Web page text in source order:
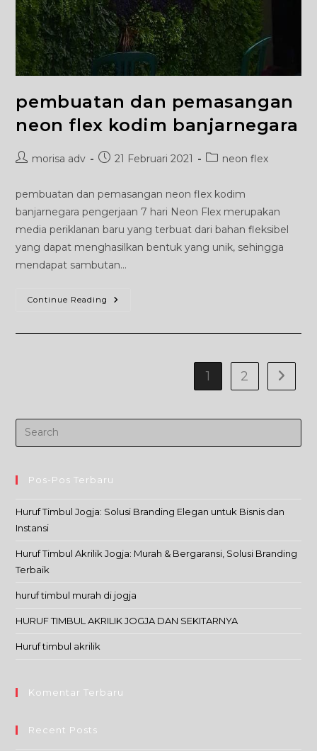
pembuatan dan pemasangan
neon flex kodim banjarnegara
Postmorisa adv
Post21 Februari 2021
Postneon flex
pembuatan dan pemasangan neon flex kodim
banjarnegara pengerjaan 7 hari Neon Flex merupakan
media periklanan baru yang terbuat dari bahan fleksibel
yang dapat menghasilkan bentuk yang unik, sehingga
mendapat sambutan…
Continue Reading Pembuatan
Neon
1 2 Go to
Pos-Pos Terbaru
Huruf Timbul Jogja: Solusi Branding Elegan untuk Bisnis dan
Instansi
Huruf Timbul Akrilik Jogja: Murah & Bergaransi, Solusi Branding
Terbaik
huruf timbul murah di jogja
HURUF TIMBUL AKRILIK JOGJA DAN SEKITARNYA
Huruf timbul akrilik
Komentar Terbaru
Recent Posts